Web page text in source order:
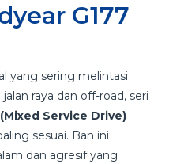
G177
yang sering melintasi
raya dan off-road, seri
Service Drive)
sesuai. Ban ini
dan agresif yang